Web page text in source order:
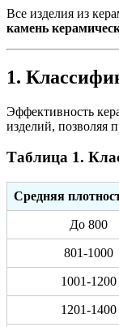
Все изделия из
камень
1.
Эффективность
изделий, позволяя
Таблица 1.
Средняя
До 800
801-1000
1001-1200
1201-1400